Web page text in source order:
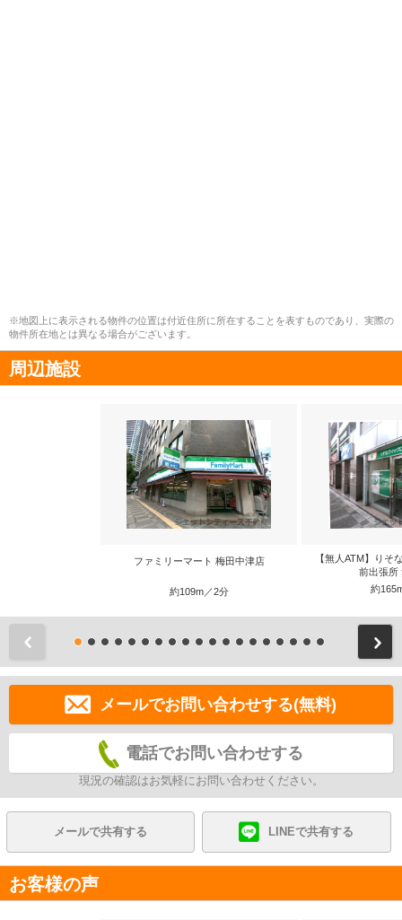
※地図上に表示される物件の位置は付近住所に所在することを表すものであり、実際の
物件所在地とは異なる場合がございます。
周辺施設
ファミリーマート 梅田中津店
約109m／2分
【無人ATM】りそ
前出張所
約
メールでお問い合わせする(無料)
電話でお問い合わせする
現況の確認はお気軽にお問い合わせください。
メールで共有する LINEで共有する
お客様の声